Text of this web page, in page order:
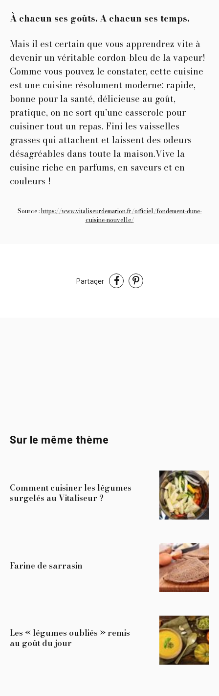
À chacun ses goûts. A chacun ses temps.
Mais il est certain que vous apprendrez vite à
devenir un véritable cordon-bleu de la vapeur!
Comme vous pouvez le constater, cette cuisine
est une cuisine résolument moderne: rapide,
bonne pour la santé, délicieuse au goût,
pratique, on ne sort qu’une casserole pour
cuisiner tout un repas. Fini les vaisselles
grasses qui attachent et laissent des odeurs
désagréables dans toute la maison.Vive la
cuisine riche en parfums, en saveurs et en
couleurs !
Source :https://www.vitaliseurdemarion.fr/officiel/fondement-dune-
cuisine-nouvelle/
Partager
Sur le même thème
Comment cuisiner les légumes
surgelés au Vitaliseur ?
Farine de sarrasin
Les « légumes oubliés » remis
au goût du jour